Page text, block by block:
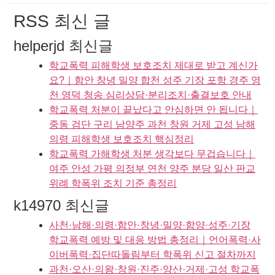
RSS 최신 글
helperjd 최신글
학교폭력 피해학생 보호조치 제대로 받고 계신가
요?｜함안 창녕 밀양 합천 성주 기장 포항 경주 영
천 영덕 청송 심리상담·분리조치·출결보호 안내
학교폭력 처분이 끝났다고 안심하면 안 됩니다｜
중동 검단 구리 남양주 과천 창원 거제 고성 남해
의령 피해학생 보호조치 핵심정리
학교폭력 가해학생 처분 생각보다 무겁습니다｜
여주 안성 가평 의정부 연천 양주 분당 일산 판교
위례 학폭위 조치 기준 총정리
k14970 최신글
사천·남해·의령·함안·창녕·밀양·함양·성주·기장
학교폭력 예방 및 대응 방법 총정리｜언어폭력·사
이버폭력·집단따돌림부터 학폭위 신고 절차까지
과천·오산·의왕·창원·진주·양산·거제·고성 학교폭